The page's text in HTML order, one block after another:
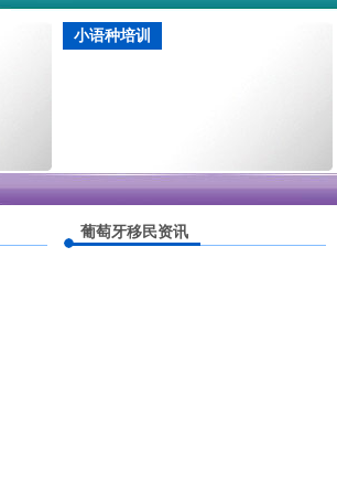
小语种培训
葡萄牙移民资讯